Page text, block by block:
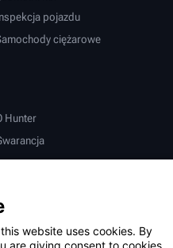
pojazdu
ciężarowe
Hunter
website uses cookies. By
are giving consent to cookies